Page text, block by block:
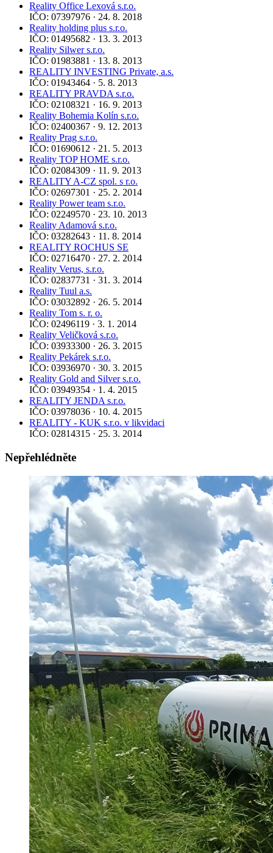
Reality Office Lexová s.r.o.
IČO: 07397976 · 24. 8. 2018
Reality holding plus s.r.o.
IČO: 01495682 · 13. 3. 2013
Reality Silwer s.r.o.
IČO: 01983881 · 13. 8. 2013
REALITY INVESTING Private, a.s.
IČO: 01943464 · 5. 8. 2013
REALITY PRAVDA s.r.o.
IČO: 02108321 · 16. 9. 2013
Reality Bohemia Kolín s.r.o.
IČO: 02400367 · 9. 12. 2013
Reality Prag s.r.o.
IČO: 01690612 · 21. 5. 2013
Reality TOP HOME s.r.o.
IČO: 02084309 · 11. 9. 2013
REALITY A-CZ spol. s r.o.
IČO: 02697301 · 25. 2. 2014
Reality Power team s.r.o.
IČO: 02249570 · 23. 10. 2013
Reality Adamová s.r.o.
IČO: 03282643 · 11. 8. 2014
REALITY ROCHUS SE
IČO: 02716470 · 27. 2. 2014
Reality Verus, s.r.o.
IČO: 02837731 · 31. 3. 2014
Reality Tuul a.s.
IČO: 03032892 · 26. 5. 2014
Reality Tom s. r. o.
IČO: 02496119 · 3. 1. 2014
Reality Veličková s.r.o.
IČO: 03933300 · 26. 3. 2015
Reality Pekárek s.r.o.
IČO: 03936970 · 30. 3. 2015
Reality Gold and Silver s.r.o.
IČO: 03949354 · 1. 4. 2015
REALITY JENDA s.r.o.
IČO: 03978036 · 10. 4. 2015
REALITY - KUK s.r.o. v likvidaci
IČO: 02814315 · 25. 3. 2014
Nepřehlédněte